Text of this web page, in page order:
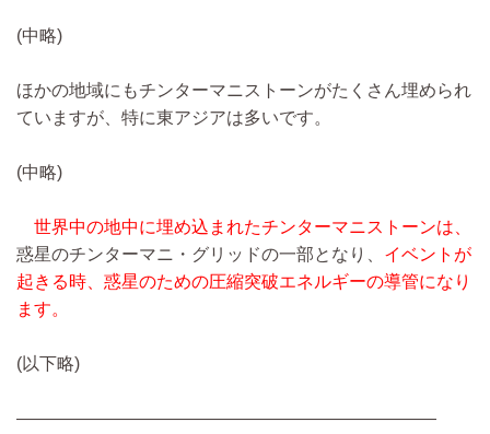
(中略)
ほかの地域にもチンターマニストーンがたくさん埋められ
ていますが、特に東アジアは多いです。
(中略)
世界中の地中に埋め込まれたチンターマニストーンは、
惑星のチンターマニ・グリッドの一部となり、 イベントが
起きる時、惑星のための圧縮突破エネルギーの導管になり
ます。
(以下略)
————————————————————————